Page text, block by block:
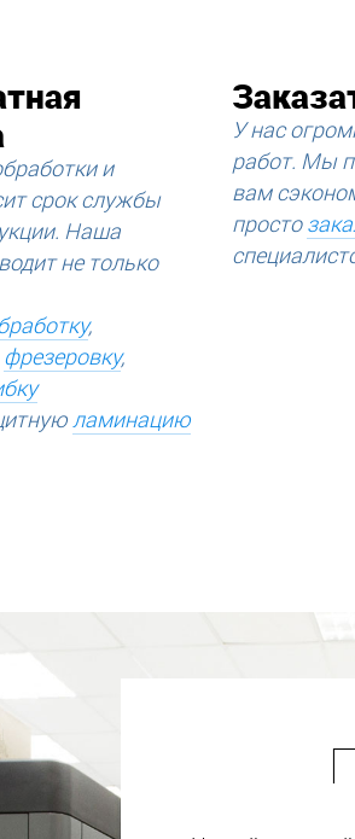
и
срок службы
Наша
не только
,
фрезеровку,
ламинацию
У нас
работ. Мы
вам
просто